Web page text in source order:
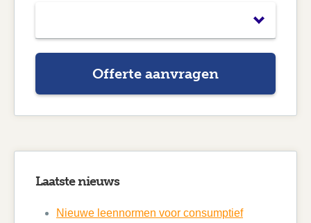
Offerte aanvragen
Laatste nieuws
Nieuwe leennormen voor consumptief